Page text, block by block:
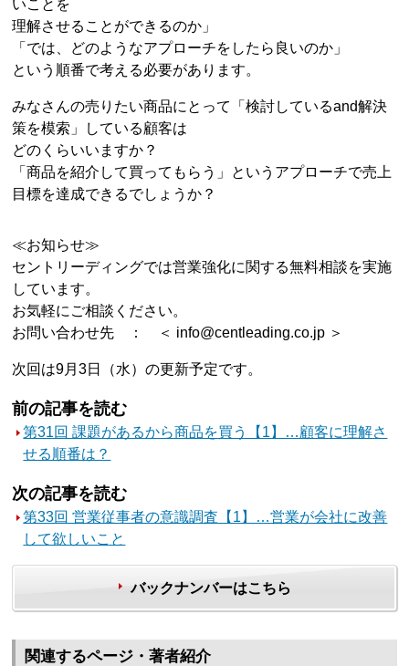
いことを
理解させることができるのか」
「では、どのようなアプローチをしたら良いのか」
という順番で考える必要があります。
みなさんの売りたい商品にとって「検討しているand解決
策を模索」している顧客は
どのくらいいますか？
「商品を紹介して買ってもらう」というアプローチで売上
目標を達成できるでしょうか？
≪お知らせ≫
セントリーディングでは営業強化に関する無料相談を実施
しています。
お気軽にご相談ください。
お問い合わせ先 ： ＜ info@centleading.co.jp ＞
次回は9月3日（水）の更新予定です。
前の記事を読む
第31回 課題があるから商品を買う【1】…顧客に理解さ
せる順番は？
次の記事を読む
第33回 営業従事者の意識調査【1】…営業が会社に改善
して欲しいこと
バックナンバーはこちら
関連するページ・著者紹介